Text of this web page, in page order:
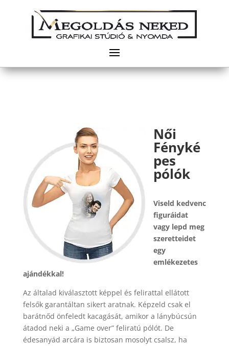
Női
Fényké
pes
pólók
Viseld kedvenc
figuráidat
vagy lepd meg
szeretteidet
egy
emlékezetes
ajándékkal!
Az általad kiválasztott képpel és felirattal ellátott
felsők garantáltan sikert aratnak. Képzeld csak el
barátnőd önfeledt kacagását, amikor a lánybúcsún
átadod neki a „Game over” feliratú pólót. De
édesanyád arcára is biztosan mosolyt csalsz, ha